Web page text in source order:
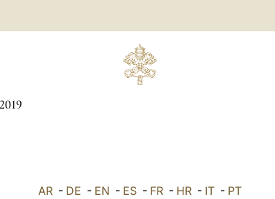
2019
AR- DE - EN - ES- FR- HR- IT- PT